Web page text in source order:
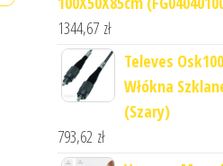
1344,67 zł
Televes
Włókna
(Szary)
793,62 zł